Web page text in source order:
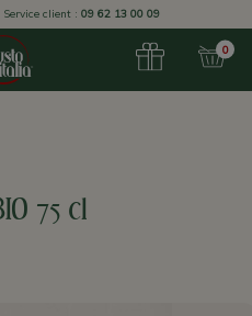
Service client : 09 62 13 00 09
0
75 cl